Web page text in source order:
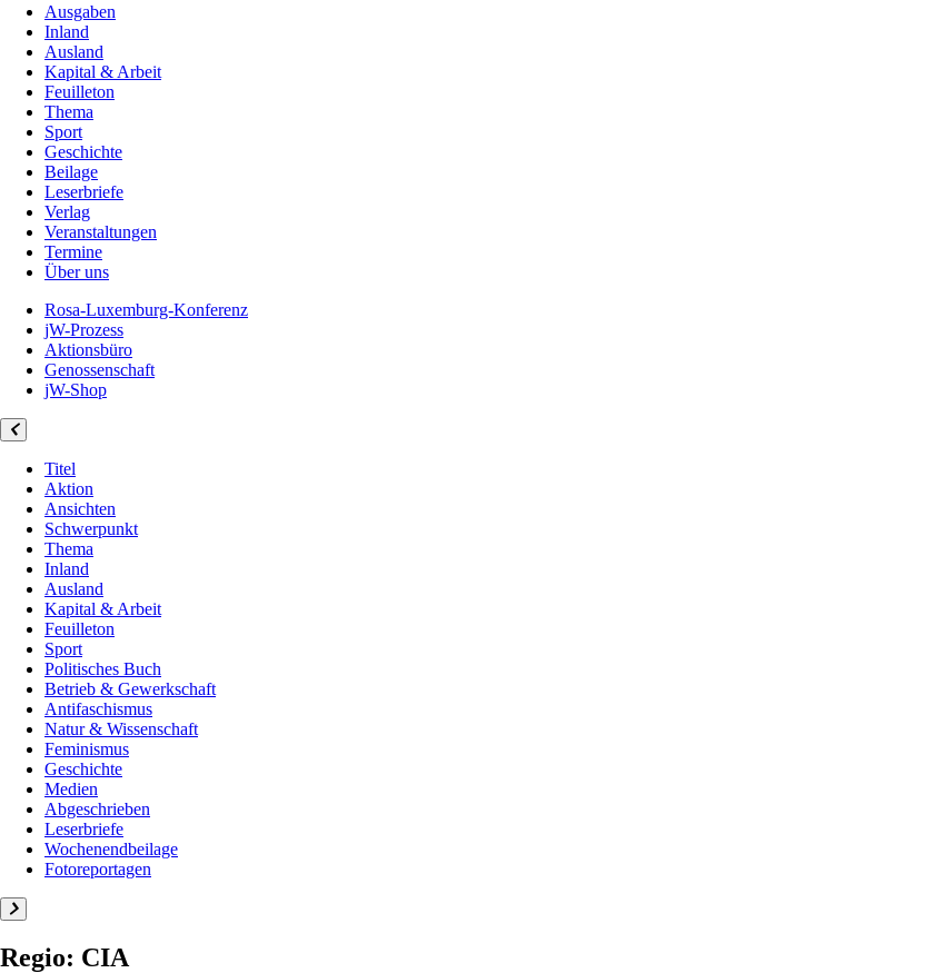
Ausgaben
Inland
Ausland
Kapital & Arbeit
Feuilleton
Thema
Sport
Geschichte
Beilage
Leserbriefe
Verlag
Veranstaltungen
Termine
Über uns
Rosa-Luxemburg-Konferenz
jW-Prozess
Aktionsbüro
Genossenschaft
jW-Shop
Titel
Aktion
Ansichten
Schwerpunkt
Thema
Inland
Ausland
Kapital & Arbeit
Feuilleton
Sport
Politisches Buch
Betrieb & Gewerkschaft
Antifaschismus
Natur & Wissenschaft
Feminismus
Geschichte
Medien
Abgeschrieben
Leserbriefe
Wochenendbeilage
Fotoreportagen
Regio: CIA